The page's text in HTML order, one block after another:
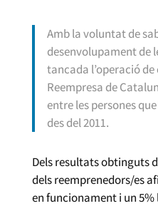
Amb la voluntat de
desenvolupament de
tancada l’operació de
Reempresa de
entre les persones
des del 2011.
Dels resultats obtinguts
dels reemprenedors/es
en funcionament i un 5%